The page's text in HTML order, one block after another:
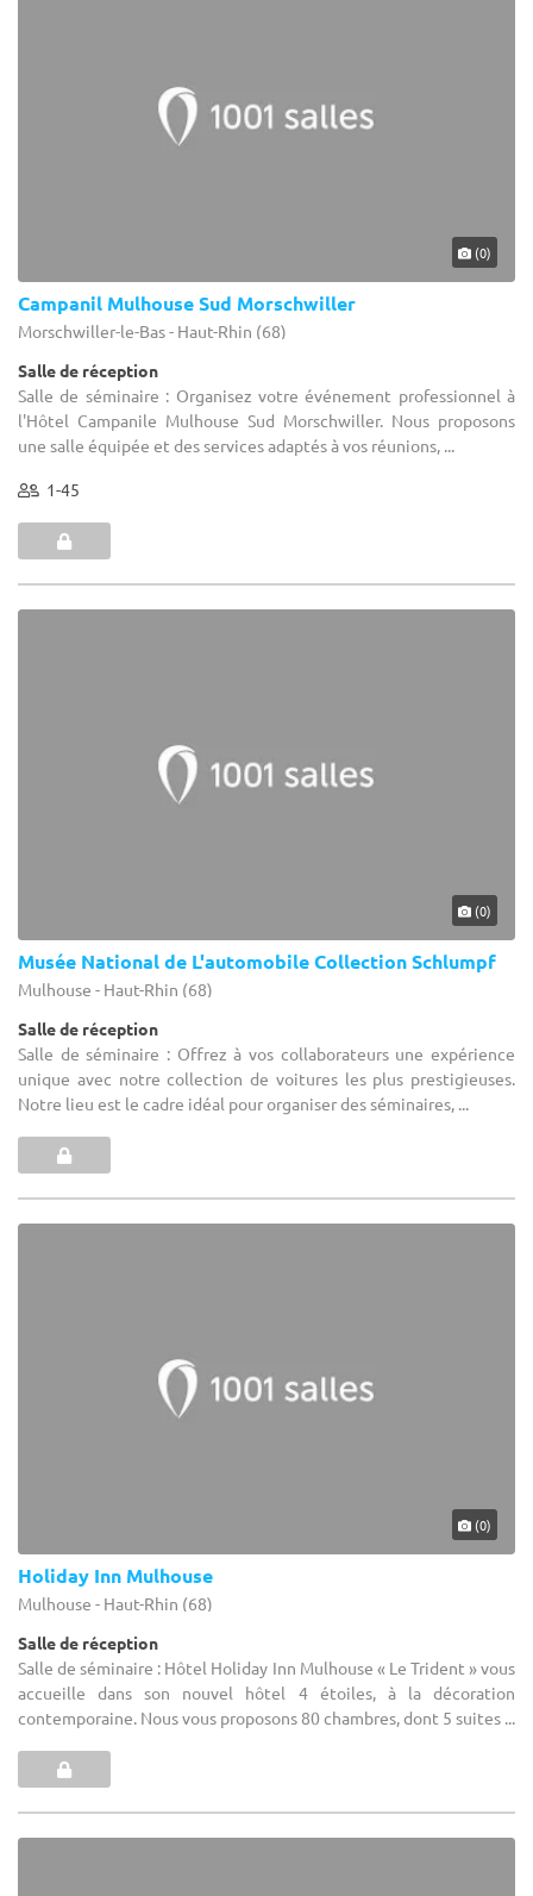
(0)
Campanil Mulhouse Sud Morschwiller
Morschwiller-le-Bas - Haut-Rhin (68)
Salle de réception
Salle de séminaire : Organisez votre événement professionnel à
l'Hôtel Campanile Mulhouse Sud Morschwiller. Nous proposons
une salle équipée et des services adaptés à vos réunions, ...
1-45
(0)
Musée National de L'automobile Collection Schlumpf
Mulhouse - Haut-Rhin (68)
Salle de réception
Salle de séminaire : Offrez à vos collaborateurs une expérience
unique avec notre collection de voitures les plus prestigieuses.
Notre lieu est le cadre idéal pour organiser des séminaires, ...
(0)
Holiday Inn Mulhouse
Mulhouse - Haut-Rhin (68)
Salle de réception
Salle de séminaire : Hôtel Holiday Inn Mulhouse « Le Trident » vous
accueille dans son nouvel hôtel 4 étoiles, à la décoration
contemporaine. Nous vous proposons 80 chambres, dont 5 suites ...